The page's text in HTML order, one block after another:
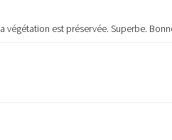
est préservée. Superbe.